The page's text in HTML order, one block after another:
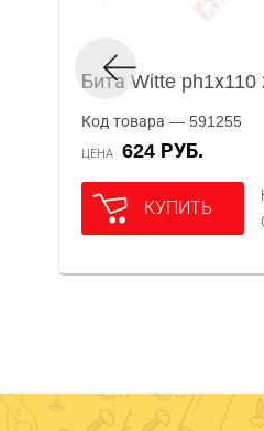
Бита Witte
Код товара — 591255
ЦЕНА 624 РУБ.
КУПИТЬ